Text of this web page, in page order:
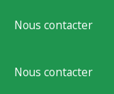
Nous contacter
Nous contacter